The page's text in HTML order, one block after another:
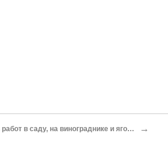
Календарь работ в саду, на винограднике и ягодниках →